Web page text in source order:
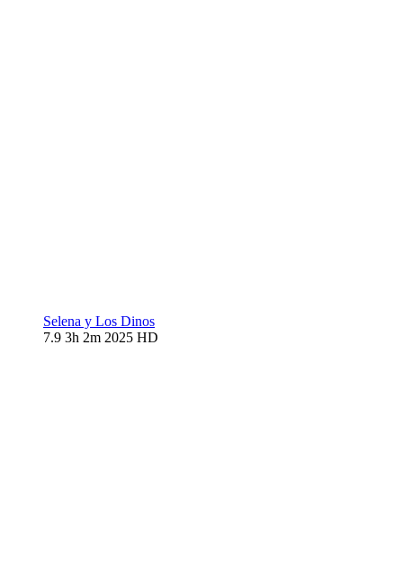
Selena y Los Dinos
7.9 3h 2m 2025 HD